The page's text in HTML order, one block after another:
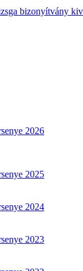
bizonyítvány
2026
2025
2024
2023